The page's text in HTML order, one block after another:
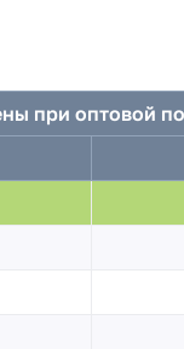
при оптовой